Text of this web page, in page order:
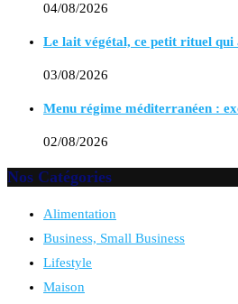
04/08/2026
Le lait végétal, ce petit rituel qui
03/08/2026
Menu régime méditerranéen :
02/08/2026
Nos Catégories
Alimentation
Business, Small Business
Lifestyle
Maison